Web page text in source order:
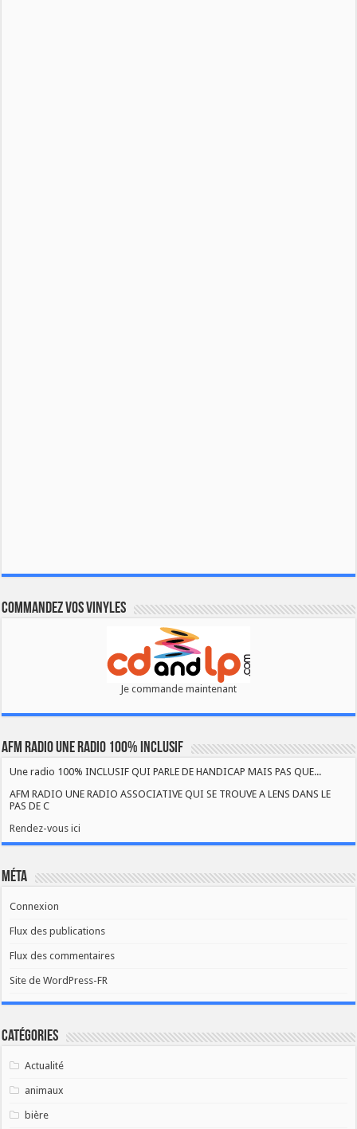
Commandez vos vinyles
Je commande maintenant
AFM RADIO UNE RADIO 100% INCLUSIF
Une radio 100% INCLUSIF QUI PARLE DE HANDICAP MAIS PAS QUE...
AFM RADIO UNE RADIO ASSOCIATIVE QUI SE TROUVE A LENS DANS LE
PAS DE C
Rendez-vous ici
Méta
Connexion
Flux des publications
Flux des commentaires
Site de WordPress-FR
Catégories
Actualité
animaux
bière